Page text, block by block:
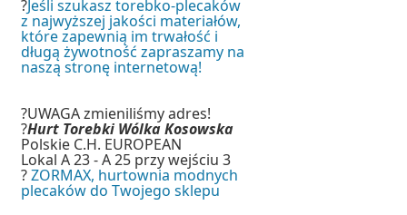
?Jeśli szukasz torebko-plecaków
z najwyższej jakości materiałów,
które zapewnią im trwałość i
długą żywotność zapraszamy na
naszą stronę internetową!
?UWAGA zmieniliśmy adres!
?Hurt Torebki Wólka Kosowska
Polskie C.H. EUROPEAN
Lokal A 23 - A 25 przy wejściu 3
?ZORMAX, hurtownia modnych
plecaków do Twojego sklepu